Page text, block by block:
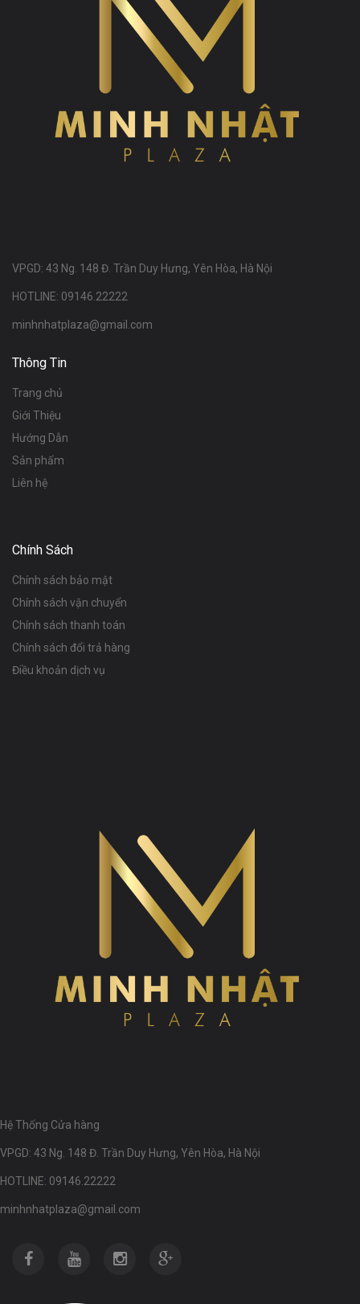
VPGD: 43 Ng. 148 Đ. Trần Duy Hưng, Yên Hòa, Hà Nội
HOTLINE: 09146.22222
minhnhatplaza@gmail.com
Thông Tin
Trang chủ
Giới Thiệu
Hướng Dẫn
Sản phẩm
Liên hệ
Chính Sách
Chính sách bảo mật
Chính sách vận chuyển
Chính sách thanh toán
Chính sách đổi trả hàng
Điều khoản dịch vụ
Hệ Thống Cửa hàng
VPGD: 43 Ng. 148 Đ. Trần Duy Hưng, Yên Hòa, Hà Nội
HOTLINE: 09146.22222
minhnhatplaza@gmail.com